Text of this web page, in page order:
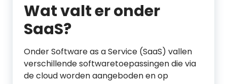
Wat valt er onder
SaaS?
Onder Software as a Service (SaaS) vallen
verschillende softwaretoepassingen die via
de cloud worden aangeboden en op